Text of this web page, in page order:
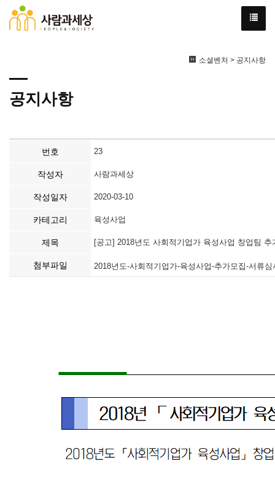
소셜벤처 > 공지사항
공지사항
번호 23
작성자 사람과세상
작성일자 2020-03-10
카테고리 육성사업
제목 [공고] 2018년도 사회적기업가 육성사업 창업팀
첨부파일 2018년도-사회적기업가-육성사업-추가모집-서류